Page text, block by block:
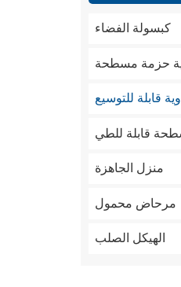
كبسولة الفضاء
حزمة مسطحة
قابلة للتوسيع
قابلة للطي
منزل الجاهزة
مرحاض محمول
الهيكل الصلب